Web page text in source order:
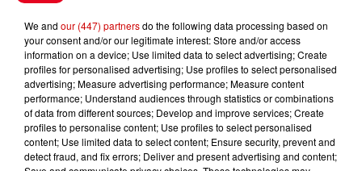
Podcasts Voir plus
Kelly Massol, figure
emblématique de
l'entrepreneuriat féminin
We and our (447) partnersdo the following data processing based on
your consent and/or our legitimate interest: Store and/or access
information on a device; Use limited data to select advertising; Create
profiles for personalised advertising; Use profiles to select personalised
advertising; Measure advertising performance; Measure content
performance; Understand audiences through statistics or combinations
of data from different sources; Develop and improve services; Create
profiles to personalise content; Use profiles to select personalised
content; Use limited data to select content; Ensure security, prevent and
detect fraud, and fix errors; Deliver and present advertising and content;